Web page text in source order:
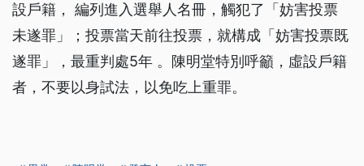
設戶籍， 編列進入選舉人名冊，觸犯了「妨害投票
未遂罪」；投票當天前往投票，就構成「妨害投票既
遂罪」，最重判處5年 。陳明堂特別呼籲，虛設戶籍
者，不要以身試法，以免吃上重罪。